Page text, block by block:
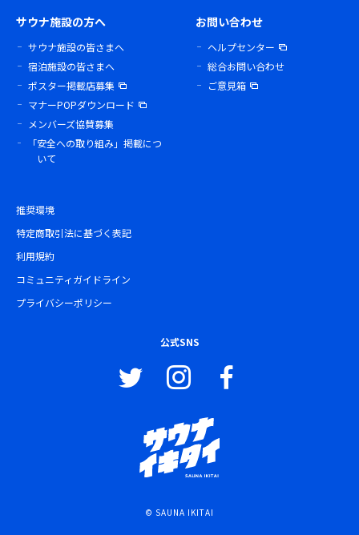
サウナ施設の方へ
サウナ施設の皆さまへ
宿泊施設の皆さまへ
ポスター掲載店募集
マナーPOPダウンロード
メンバーズ協賛募集
「安全への取り組み」掲載につ
いて
お問い合わせ
ヘルプセンター
総合お問い合わせ
ご意見箱
推奨環境
特定商取引法に基づく表記
利用規約
コミュニティガイドライン
プライバシーポリシー
公式SNS
© SAUNA IKITAI